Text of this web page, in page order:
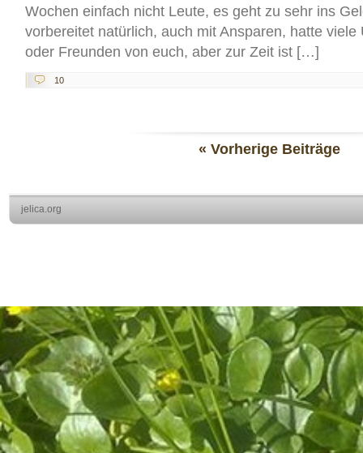
Wochen einfach nicht Leute, es geht zu sehr ins
vorbereitet natürlich, auch mit Ansparen, hatte viele
oder Freunden von euch, aber zur Zeit ist […]
10
« Vorherige Beiträge
jelica.org